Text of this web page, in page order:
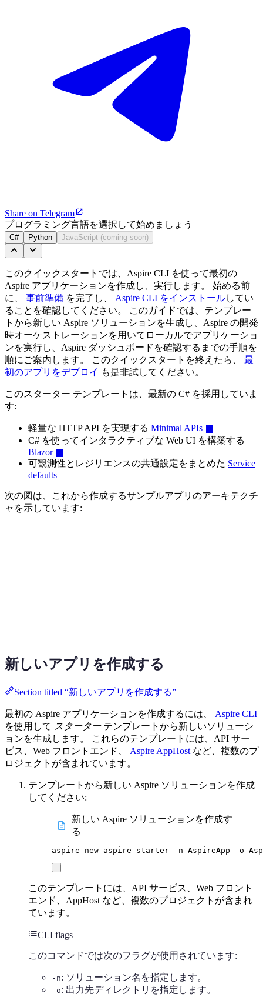
Share on Telegram
プログラミング言語を選択して始めましょう
C# Python JavaScript (coming soon)
このクイックスタートでは、Aspire CLI を使って最初の
Aspire アプリケーションを作成し、実行します。 始める前
に、 事前準備 を完了し、 Aspire CLI をインストールしてい
ることを確認してください。 このガイドでは、テンプレー
トから新しい Aspire ソリューションを生成し、Aspire の開発
時オーケストレーションを用いてローカルでアプリケーショ
ンを実行し、Aspire ダッシュボードを確認するまでの手順を
順にご案内します。 このクイックスタートを終えたら、 最
初のアプリをデプロイ も是非試してください。
このスターター テンプレートは、最新の C# を採用していま
す:
軽量な HTTP API を実現する Minimal APIs
C# を使ってインタラクティブな Web UI を構築する
Blazor
可観測性とレジリエンスの共通設定をまとめた Service
defaults
次の図は、これから作成するサンプルアプリのアーキテクチ
ャを示しています:
新しいアプリを作成する
Section titled “新しいアプリを作成する”
最初の Aspire アプリケーションを作成するには、 Aspire CLI
を使用して スターターテンプレートから新しいソリューシ
ョンを生成します。 これらのテンプレートには、API サー
ビス、Web フロントエンド、 Aspire AppHost など、複数のプ
ロジェクトが含まれています。
テンプレートから新しい Aspire ソリューションを作成
してください:
新しい Aspire ソリューションを作成す
る
aspire new aspire-starter -n AspireApp -o
このテンプレートには、API サービス、Web フロント
エンド、AppHost など、複数のプロジェクトが含まれ
ています。
CLI flags
このコマンドでは次のフラグが使用されています:
-n: ソリューション名を指定します。
-o: 出力先ディレクトリを指定します。